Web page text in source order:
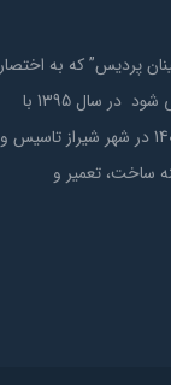
پردیس” که به اختصار
شرکت BKP نامیده می شود در سال 1395 با
شناسه ملی 14006018105 در شهر شیراز تاسیس و
ساخت، تعمیر و